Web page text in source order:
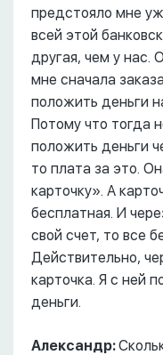
предстояло мне
всей этой
другая, чем у нас.
мне сначала
положить деньги
Потому что тогда
положить деньги
то плата за это.
карточку». А
бесплатная. И
свой счет, то все
Действительно,
карточка. Я с ней
деньги.
Александр: